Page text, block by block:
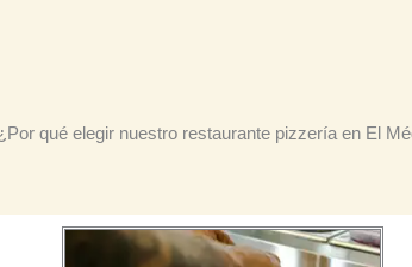
qué elegir nuestro restaurante pizzería en El